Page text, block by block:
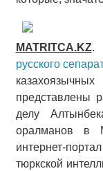
MATRITCA.KZ.
русского
представлены
делу
оралманов в
интернет-
тюркской